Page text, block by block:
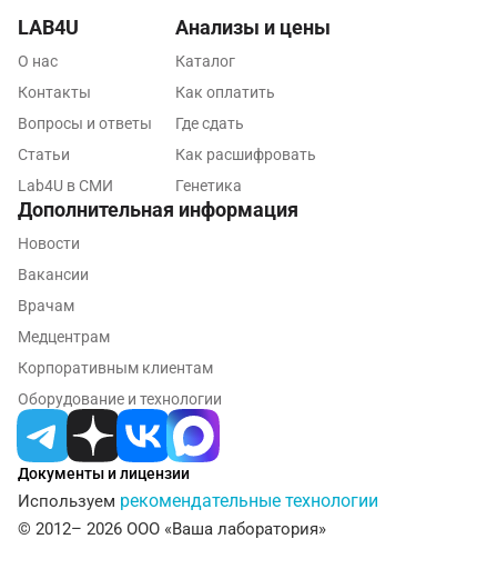
Королев
Кострома
Котельники
Красногорск
Курск
Лабинск
Липецк
Лобня
Люберцы
Документы и лицензии
Используем рекомендательные технологии
© 2012– 2026 ООО «Ваша лаборатория»
LAB4U
О нас
Контакты
Вопросы и ответы
Статьи
Lab4U в СМИ
Анализы и цены
Каталог
Как оплатить
Где сдать
Как расшифровать
Генетика
Дополнительная информация
Новости
Вакансии
Врачам
Медцентрам
Корпоративным клиентам
Оборудование и технологии